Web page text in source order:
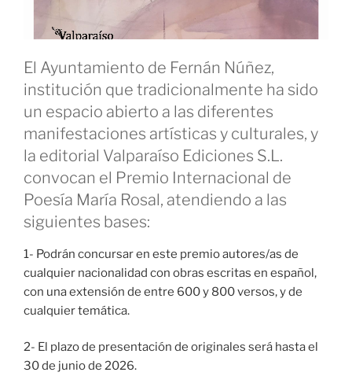
El Ayuntamiento de Fernán Núñez,
institución que tradicionalmente ha sido
un espacio abierto a las diferentes
manifestaciones artísticas y culturales, y
la editorial Valparaíso Ediciones S.L.
convocan el Premio Internacional de
Poesía María Rosal, atendiendo a las
siguientes bases:
1- Podrán concursar en este premio autores/as de
cualquier nacionalidad con obras escritas en español,
con una extensión de entre 600 y 800 versos, y de
cualquier temática.
2- El plazo de presentación de originales será hasta el
30 de junio de 2026.